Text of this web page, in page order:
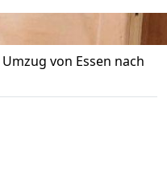
Umzug von Essen nach